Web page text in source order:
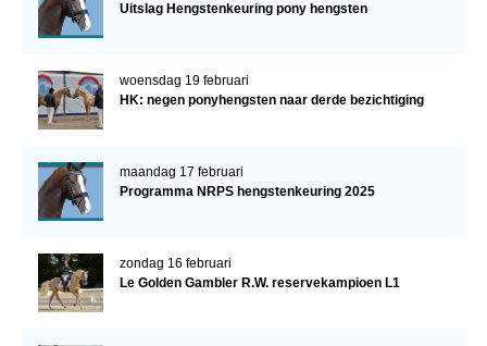
Uitslag Hengstenkeuring pony hengsten
woensdag 19 februari
HK: negen ponyhengsten naar derde bezichtiging
maandag 17 februari
Programma NRPS hengstenkeuring 2025
zondag 16 februari
Le Golden Gambler R.W. reservekampioen L1